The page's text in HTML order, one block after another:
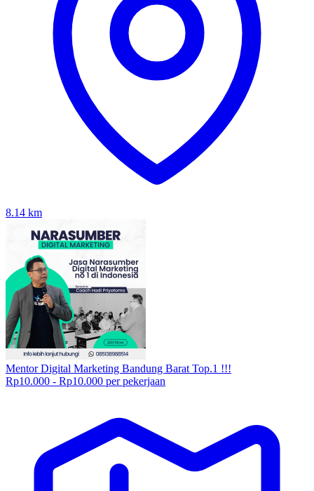
8.14 km
Mentor Digital Marketing Bandung Barat Top.1 !!!
Rp10.000 - Rp10.000 per pekerjaan